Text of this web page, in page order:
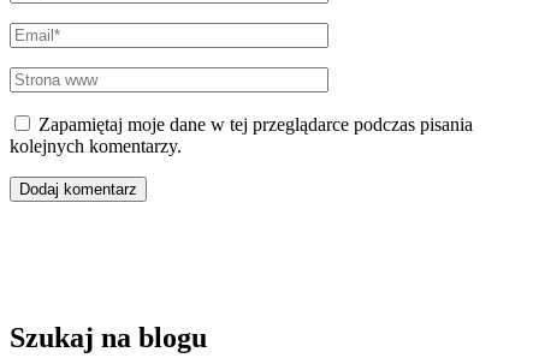
Email*
Strona
www
Zapamiętaj moje dane w tej przeglądarce podczas pisania
kolejnych komentarzy.
Szukaj na blogu